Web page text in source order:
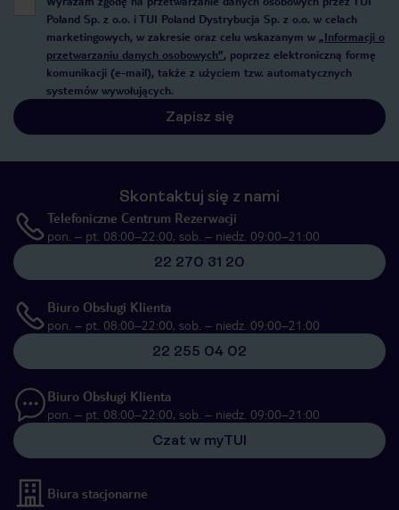
Poland Sp. z o.o. i TUI Poland Dystrybucja Sp. z o.o. w celach
marketingowych, w zakresie oraz celu wskazanym w „Informacji o
przetwarzaniu danych osobowych”, poprzez elektroniczną formę
komunikacji (e-mail), także z użyciem tzw. automatycznych
systemów wywołujących.
Zapisz się
Skontaktuj się z nami
Telefoniczne Centrum Rezerwacji
pon. – pt. 08:00–22:00, sob. – niedz. 09:00–21:00
22 270 31 20
Biuro Obsługi Klienta
pon. – pt. 08:00–22:00, sob. – niedz. 09:00–21:00
22 255 04 02
Biuro Obsługi Klienta
pon. – pt. 08:00–22:00, sob. – niedz. 09:00–21:00
Czat w myTUI
Biura stacjonarne